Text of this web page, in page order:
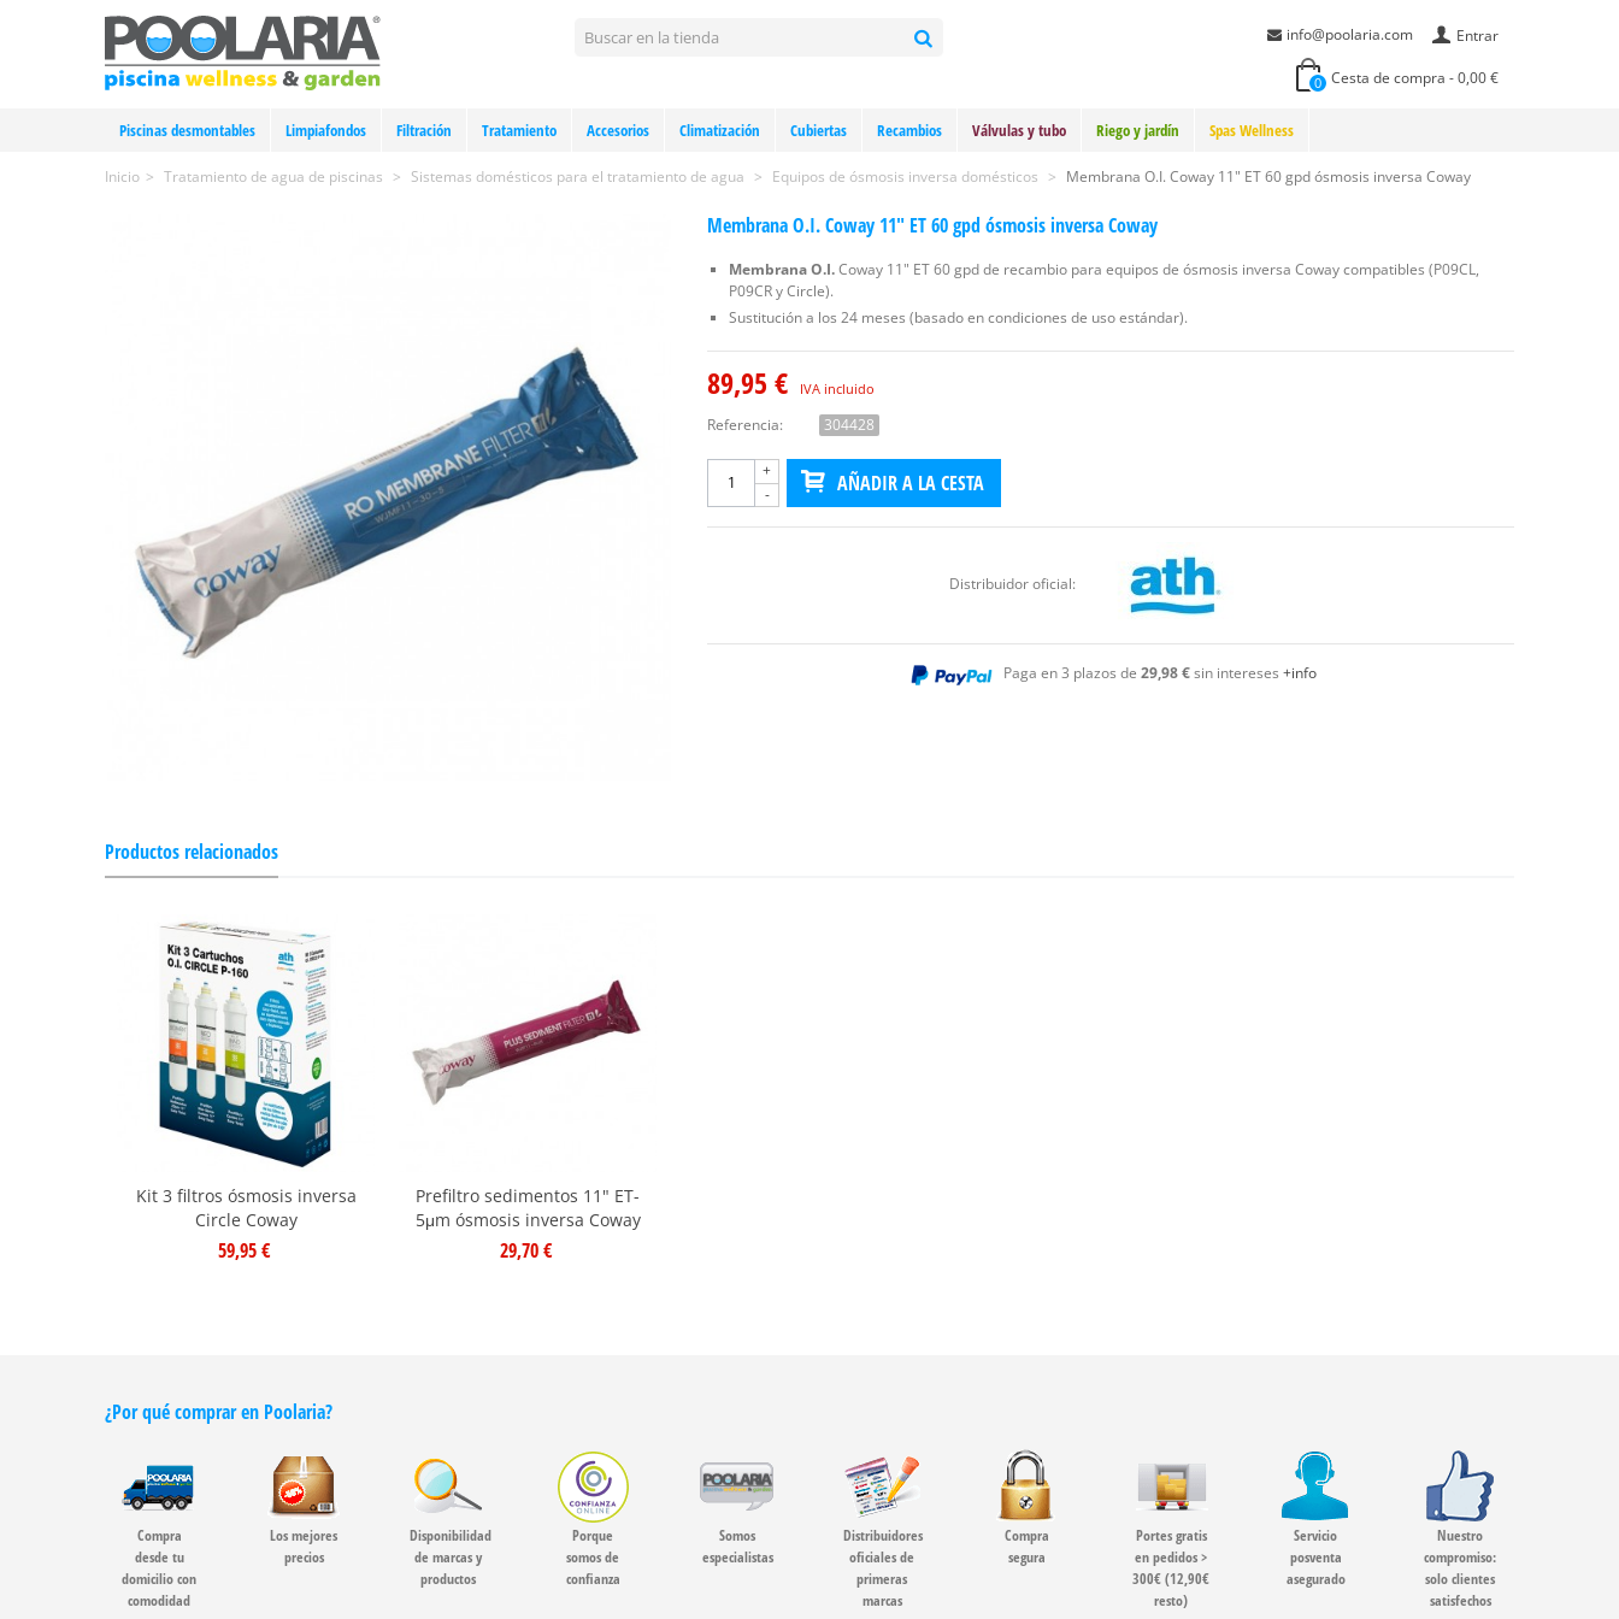
Entrar
info@poolaria.com
0 Cesta de compra -0,00 €
Piscinas desmontables Limpiafondos Filtración Tratamiento Accesorios Climatización Cubiertas Recambios Válvulas y tubo Riego y jardín Spas Wellness
Inicio > Tratamiento de agua de piscinas > Sistemas domésticos para el tratamiento de agua > Equipos de ósmosis inversa domésticos > Membrana O.I. Coway 11" ET 60 gpd ósmosis inversa Coway
Membrana O.I. Coway 11" ET 60 gpd ósmosis inversa Coway
Membrana O.I.Coway 11" ET 60 gpd de recambio para equipos de ósmosis inversa Coway compatibles (P09CL,
P09CR y Circle).
Sustitución a los 24 meses (basado en condiciones de uso estándar).
89,95 € IVA incluido
Referencia: 304428
-
+ AÑADIR A LA CESTA
Distribuidor oficial:
Paga en 3 plazos de29,98 €sin intereses+info
Productos relacionados
Kit 3 filtros ósmosis inversa
Circle Coway
59,95 €
Prefiltro sedimentos 11" ET-
5μm ósmosis inversa Coway
29,70 €
¿Por qué comprar en Poolaria?
Compra
desde tu
domicilio con
comodidad
Los mejores
precios
Disponibilidad
de marcas y
productos
Porque
somos de
confianza
Somos
especialistas
Distribuidores
oficiales de
primeras
marcas
Compra
segura
Portes gratis
en pedidos >
300€ (12,90€
resto)
Servicio
posventa
asegurado
Nuestro
compromiso:
solo clientes
satisfechos